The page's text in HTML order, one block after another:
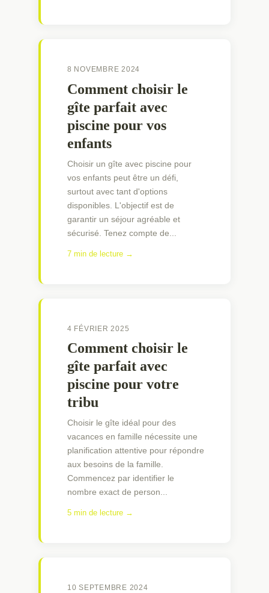
8 NOVEMBRE 2024
Comment choisir le
gîte parfait avec
piscine pour vos
enfants
Choisir un gîte avec piscine pour
vos enfants peut être un défi,
surtout avec tant d'options
disponibles. L'objectif est de
garantir un séjour agréable et
sécurisé. Tenez compte de...
7 min de lecture →
4 FÉVRIER 2025
Comment choisir le
gîte parfait avec
piscine pour votre
tribu
Choisir le gîte idéal pour des
vacances en famille nécessite une
planification attentive pour répondre
aux besoins de la famille.
Commencez par identifier le
nombre exact de person...
5 min de lecture →
10 SEPTEMBRE 2024